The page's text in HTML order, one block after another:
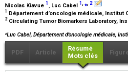
Nicolas Kiavue 1 , Luc Cabel 1,⁎, 2
1 Département d’oncologie médicale, Institut
2 Circulating Tumor Biomarkers Laboratory,
⁎Luc Cabel, Département d’oncologie médicale,
PDF Article
Résumé
Mots clés